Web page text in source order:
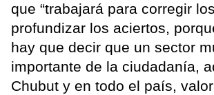
que “trabajará para corregir
profundizar los aciertos,
hay que decir que un sector
importante de la ciudadanía,
Chubut y en todo el país,